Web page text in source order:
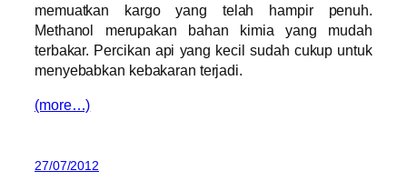
memuatkan kargo yang telah hampir penuh.
Methanol merupakan bahan kimia yang mudah
terbakar. Percikan api yang kecil sudah cukup untuk
menyebabkan kebakaran terjadi.
(more…)
27/07/2012